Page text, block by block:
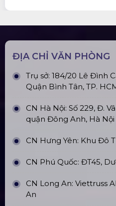
ĐỊA CHỈ VĂN PHÒNG
Trụ sở: 184/20 Lê Đình
Quận Bình Tân, TP.
CN Hà Nội: Số 229, Đ.
quận Đông Anh, Hà Nội
CN Hưng Yên: Khu Đô
CN Phú Quốc: ĐT45,
CN Long An: Viettruss
An